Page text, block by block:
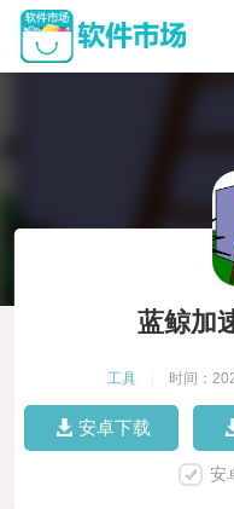
蓝鲸加
工具 时间：
安卓下载
安